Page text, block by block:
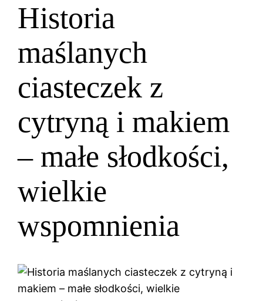
Historia
maślanych
ciasteczek z
cytryną i makiem
– małe słodkości,
wielkie
wspomnienia